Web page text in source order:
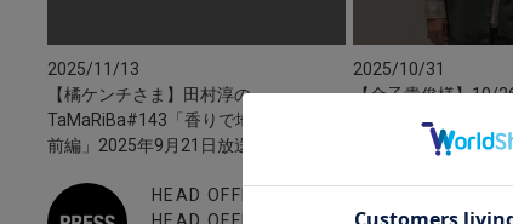
2025/11/13
【橘ケンチさま】田村淳の
TaMaRiBa#143「香りで地方創生！？
前編」2025年9月21日放送分
HEAD OFFICE
2025/10/31
【金子貴俊様】10/
果てまでイッテQ！